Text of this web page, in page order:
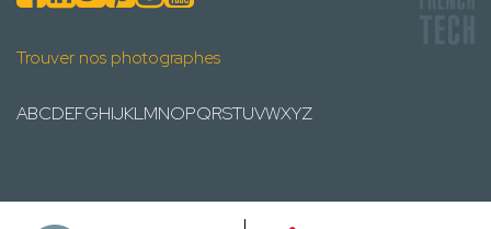
Trouver nos photographes
ABCDEFGHIJKLMNOPQRSTUVWXYZ